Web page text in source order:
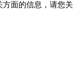
方面的信息，请您